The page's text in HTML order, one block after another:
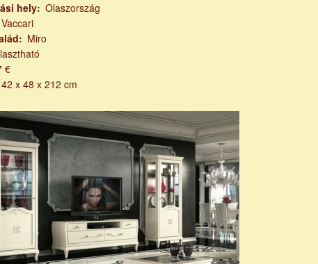
hely
Olaszország
Vaccari
Miro
€
x 48 x 212 cm